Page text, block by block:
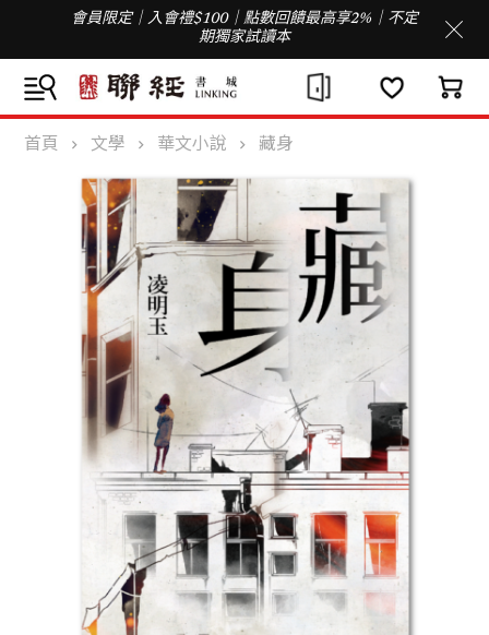
會員限定｜入會禮$100｜點數回饋最高享2%｜不定
期獨家試讀本
首頁 文學 華文小說 藏身